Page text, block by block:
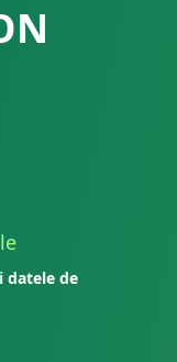
datele de